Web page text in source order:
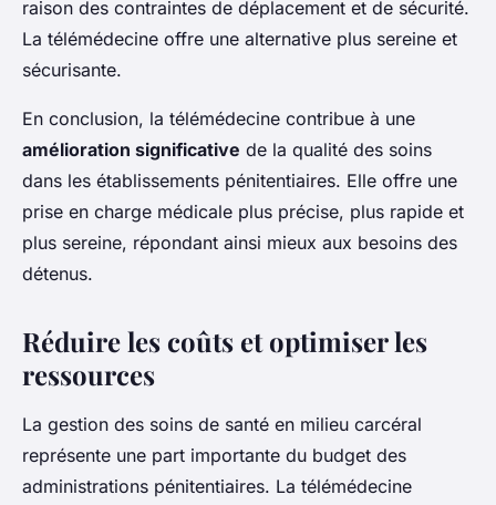
raison des contraintes de déplacement et de sécurité.
La télémédecine offre une alternative plus sereine et
sécurisante.
En conclusion, la télémédecine contribue à une
amélioration significative de la qualité des soins
dans les établissements pénitentiaires. Elle offre une
prise en charge médicale plus précise, plus rapide et
plus sereine, répondant ainsi mieux aux besoins des
détenus.
Réduire les coûts et optimiser les
ressources
La gestion des soins de santé en milieu carcéral
représente une part importante du budget des
administrations pénitentiaires. La télémédecine